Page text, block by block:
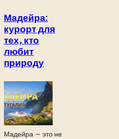
Мадейра:
курорт для
тех, кто
любит
природу
Мадейра — это не